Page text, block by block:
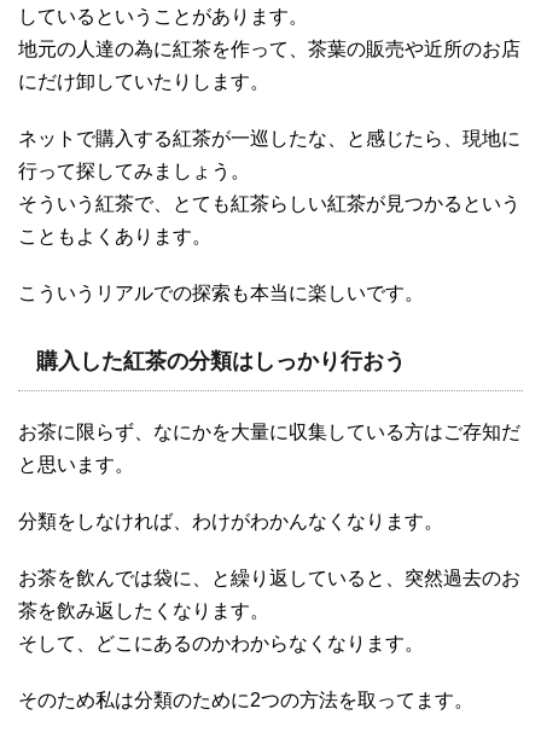
しているということがあります。
地元の人達の為に紅茶を作って、茶葉の販売や近所のお店
にだけ卸していたりします。
ネットで購入する紅茶が一巡したな、と感じたら、現地に
行って探してみましょう。
そういう紅茶で、とても紅茶らしい紅茶が見つかるという
こともよくあります。
こういうリアルでの探索も本当に楽しいです。
購入した紅茶の分類はしっかり行おう
お茶に限らず、なにかを大量に収集している方はご存知だ
と思います。
分類をしなければ、わけがわかんなくなります。
お茶を飲んでは袋に、と繰り返していると、突然過去のお
茶を飲み返したくなります。
そして、どこにあるのかわからなくなります。
そのため私は分類のために2つの方法を取ってます。